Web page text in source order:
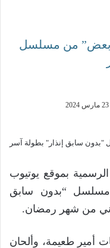
بعض” من مسلسل
بموقع يوتيوب
مسلسل “بدون سابق
من شهر رمضان.
أمير طعيمة، وألحان